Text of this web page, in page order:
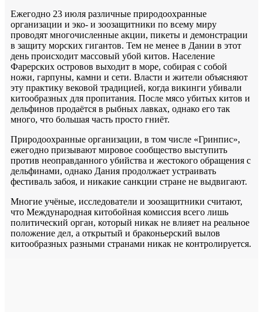
Ежегодно 23 июля различные природоохранные
организации и эко- и зоозащитники по всему миру
проводят многочисленные акции, пикеты и демонстрации
в защиту морских гигантов. Тем не менее в Дании в этот
день происходит массовый убой китов. Население
Фарерских островов выходит в море, собирая с собой
ножи, гарпуны, камни и сети. Власти и жители объясняют
эту практику вековой традицией, когда викинги убивали
китообразных для пропитания. После мясо убитых китов и
дельфинов продаётся в рыбных лавках, однако его так
много, что большая часть просто гниёт.
Природоохранные организации, в том числе «Гринпис»,
ежегодно призывают мировое сообщество выступить
против неоправданного убийства и жестокого обращения с
дельфинами, однако Дания продолжает устраивать
фестиваль забоя, и никакие санкции стране не выдвигают.
Многие учёные, исследователи и зоозащитники считают,
что Международная китобойная комиссия всего лишь
политический орган, который никак не влияет на реальное
положение дел, а открытый и браконьерский вылов
китообразных разными странами никак не контролируется.